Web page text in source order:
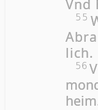
Vnd
55
lich.
56